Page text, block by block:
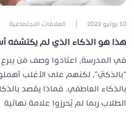
10 يونيو 2022 العلاقات الاجتماعية
هذا هو الذكاء الذي لم يكتشفه
في المدرسة، اعتادوا وصف مَن يبرع
“بالذكيّ”، لكنهم على الأغلب
بالذكاء العاطفي. فماذا يقصد
الطلاب ربما لم يُحرزوا علامة نهائية